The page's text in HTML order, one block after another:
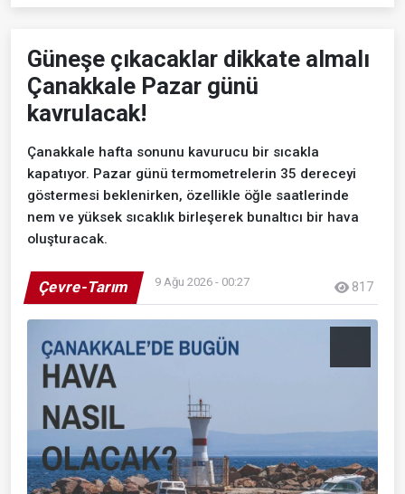
Güneşe çıkacaklar dikkate almalı
Çanakkale Pazar günü
kavrulacak!
Çanakkale hafta sonunu kavurucu bir sıcakla
kapatıyor. Pazar günü termometrelerin 35 dereceyi
göstermesi beklenirken, özellikle öğle saatlerinde
nem ve yüksek sıcaklık birleşerek bunaltıcı bir hava
oluşturacak.
Çevre-Tarım 9 Ağu 2026 - 00:27 817